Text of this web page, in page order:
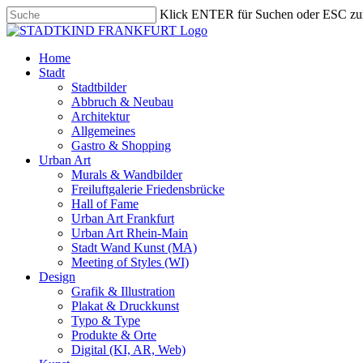
Skip
to
content
Klick ENTER für Suchen oder ESC
Close
search
Menu
Home
Stadt
Stadtbilder
Abbruch & Neubau
Architektur
Allgemeines
Gastro & Shopping
Urban Art
Murals & Wandbilder
Freiluftgalerie Friedensbrücke
Hall of Fame
Urban Art Frankfurt
Urban Art Rhein-Main
Stadt Wand Kunst (MA)
Meeting of Styles (WI)
Design
Grafik & Illustration
Plakat & Druckkunst
Typo & Type
Produkte & Orte
Digital (KI, AR, Web)